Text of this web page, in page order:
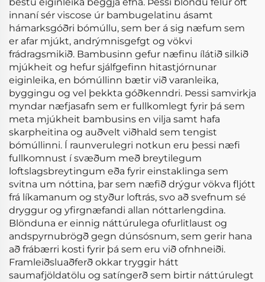
innaní sér viscose úr bambugelatinu ásamt
hámarksgóðri bómúllu, sem ber á sig næfum sem
er afar mjúkt, andrýmnisgefgt og vökvi
frádragsmikið. Bambusinn gefur næfinu ílátið silkið
mjúkheit og hefur sjálfgefinn hitastjórnunar
eiginleika, en bómúllinn bætir við varanleika,
byggingu og vel þekkta góðkenndri. Þessi samvirkja
myndar næfjasafn sem er fullkomlegt fyrir þá sem
meta mjúkheit bambusins en vilja samt hafa
skarpheitina og auðvelt viðhald sem tengist
bómúllinni. Í raunverulegri notkun eru þessi næfi
fullkomnust í svæðum með breytilegum
loftslagsbreytingum eða fyrir einstaklinga sem
svitna um nóttina, þar sem næfið drýgur vökva fljótt
frá líkamanum og styður loftrás, svo að svefnum sé
dryggur og yfirgnæfandi allan nóttarlengdina.
Blönduna er einnig náttúrulega ofurlitlaust og
andspyrnubrögð gegn dúnsósnum, sem gerir hana
að frábærri kosti fyrir þá sem eru við ofnhneiði.
Framleiðsluaðferð okkar tryggir hátt
saumafjöldatölu og satíngerð sem birtir náttúrulegt